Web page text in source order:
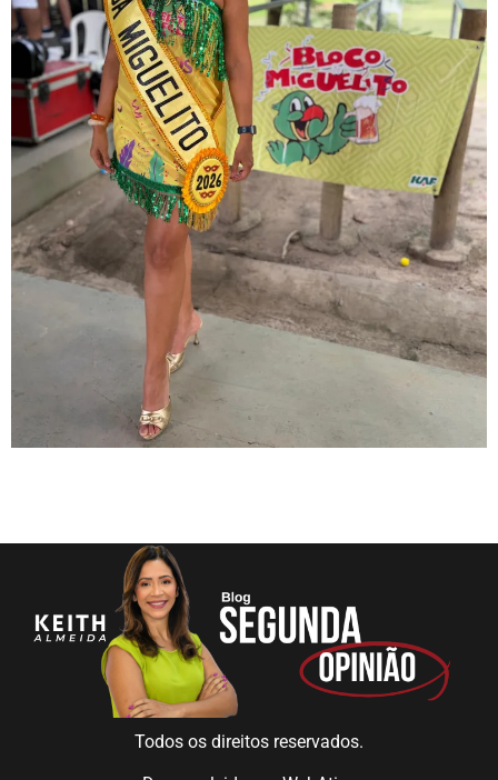
Todos os direitos reservados.